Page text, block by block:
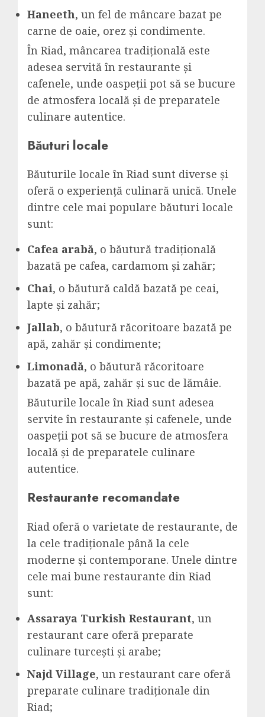
Haneeth, un fel de mâncare bazat pe
carne de oaie, orez și condimente.
În Riad, mâncarea tradițională este
adesea servită în restaurante și
cafenele, unde oaspeții pot să se bucure
de atmosfera locală și de preparatele
culinare autentice.
Băuturi locale
Băuturile locale în Riad sunt diverse și
oferă o experiență culinară unică. Unele
dintre cele mai populare băuturi locale
sunt:
Cafea arabă, o băutură tradițională
bazată pe cafea, cardamom și zahăr;
Chai, o băutură caldă bazată pe ceai,
lapte și zahăr;
Jallab, o băutură răcoritoare bazată pe
apă, zahăr și condimente;
Limonadă, o băutură răcoritoare
bazată pe apă, zahăr și suc de lămâie.
Băuturile locale în Riad sunt adesea
servite în restaurante și cafenele, unde
oaspeții pot să se bucure de atmosfera
locală și de preparatele culinare
autentice.
Restaurante recomandate
Riad oferă o varietate de restaurante, de
la cele tradiționale până la cele
moderne și contemporane. Unele dintre
cele mai bune restaurante din Riad
sunt:
Assaraya Turkish Restaurant, un
restaurant care oferă preparate
culinare turcești și arabe;
Najd Village, un restaurant care oferă
preparate culinare tradiționale din
Riad;